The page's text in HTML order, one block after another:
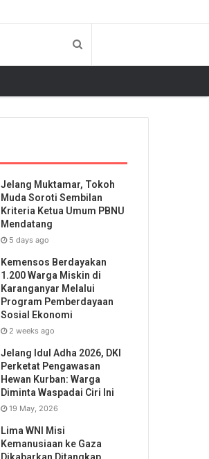
Jelang Muktamar, Tokoh
Muda Soroti Sembilan
Kriteria Ketua Umum PBNU
Mendatang
5 days ago
Kemensos Berdayakan
1.200 Warga Miskin di
Karanganyar Melalui
Program Pemberdayaan
Sosial Ekonomi
2 weeks ago
Jelang Idul Adha 2026, DKI
Perketat Pengawasan
Hewan Kurban: Warga
Diminta Waspadai Ciri Ini
19 May, 2026
Lima WNI Misi
Kemanusiaan ke Gaza